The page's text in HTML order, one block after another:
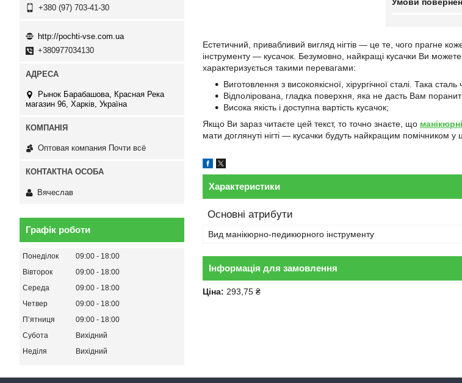
Естетичний, привабливий вигляд нігтів — це те, чого прагне
інструменту — кусачок. Безумовно, найкращі кусачки Ви
характеризується такими перевагами:
Виготовлення з високоякісної, хірургічної сталі. Така
Відполірована, гладка поверхня, яка не дасть Вам
Висока якість і доступна вартість кусачок;
Якщо Ви зараз читаєте цей текст, то точно знаєте, що
мати доглянуті нігті — кусачки будуть найкращим помічником у
Характеристики
Основні атрибути
Вид манікюрно-педикюрного інструменту
Інформація для замовлення
Ціна: 293,75 ₴
+380 (97) 703-41-30
http://pochti-vse.com.ua
+380977034130
Рынок Барабашова, Красная Река
магазин 96, Харків, Україна
Оптовая компания Почти всё
Вячеслав
Графік роботи
Понеділок 09:00
18:00
Вівторок
09:00
18:00
Середа
09:00
18:00
Четвер
09:00
18:00
Пʼятниця
09:00
18:00
Субота
Вихідний
Неділя
Вихідний